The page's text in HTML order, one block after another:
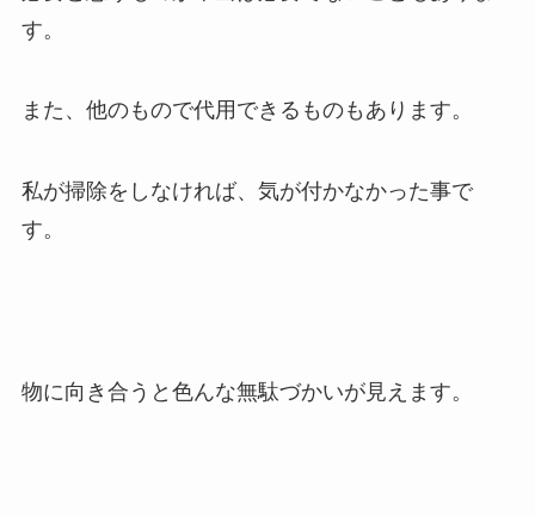
す。
また、他のもので代用できるものもあります。
私が掃除をしなければ、気が付かなかった事で
す。
物に向き合うと色んな無駄づかいが見えます。